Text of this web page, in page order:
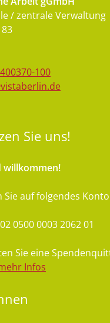
/ zentrale Verwaltung
100
Sie uns!
willkommen!
Sie auf folgendes
0500 0003 2062 01
Sie eine
Infos